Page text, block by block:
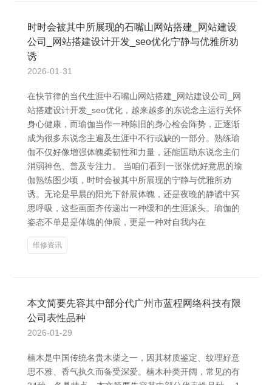
时时会被其中所展现的石嘴山网站搭建_网站建设
公司_网站搭建设计开发_seo优化宁静与优雅所劝
诱
2026-01-31
在快节律的当代生涯中石嘴山网站搭建_网站建设公司_网
站搭建设计开发_seo优化，越来越多的东说念主运行关怀
身心健康，而瑜伽当作一种陈旧的身心检会阵势，正逐渐
成为很多东说念主遍及生涯中不行或缺的一部分。熟练瑜
伽不仅好像增强体魄柔韧性和力量，还能匡助东说念主们
消弱神色、普及专注力。 当咱们看到一张张优好意思的瑜
伽熟练图少顷，时时会被其中所展现的宁静与优雅所劝
诱。无论是早晨的阳光下舒展体魄，还是夜晚的静谧中冥
思呼吸，这些画面齐传递出一种缓和的生涯派头。瑜伽的
姿态不单是是体魄的伸展，更是一种对自我内在
维修资讯
本文简要先容其中部分代广州市蓝程网络科技有限
公司表性品种
2026-01-29
楠木是中国传统名贵木柴之一，因其材质鉴定、纹理好意
思不雅、香气执久而备受深爱。楠木种类开阔，常见的有